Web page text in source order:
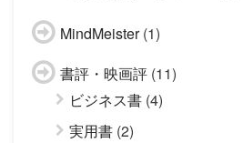
MindMeister(1)
書評・映画評 (11)
ビジネス書 (4)
実用書 (2)